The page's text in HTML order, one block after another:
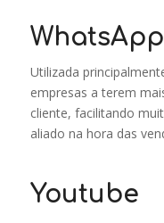
WhatsApp
Utilizada
empresas a terem
cliente, facilitando
aliado na hora das
Youtube